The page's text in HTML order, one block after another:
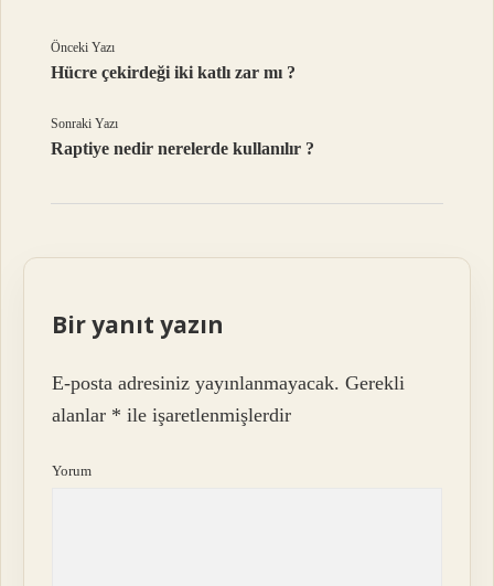
Önceki Yazı
Hücre çekirdeği iki katlı zar mı ?
Sonraki Yazı
Raptiye nedir nerelerde kullanılır ?
Bir yanıt yazın
E-posta adresiniz yayınlanmayacak. Gerekli
alanlar * ile işaretlenmişlerdir
Yorum